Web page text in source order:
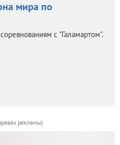
мира по
с "Галамартом".
рекламы)